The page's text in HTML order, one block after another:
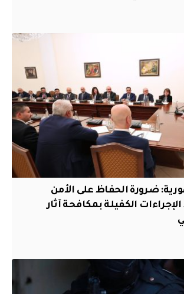
ضرورة الحفاظ على الأمن
الإجراءات الكفيلة بمكافحة آثار